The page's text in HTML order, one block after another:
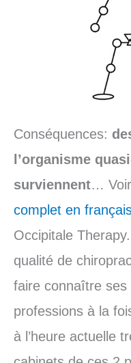
Conséquences:
l’organisme
surviennent… Voir
complet en
Occipitale
qualité de
faire connaître
professions à la
à l’heure actuelle